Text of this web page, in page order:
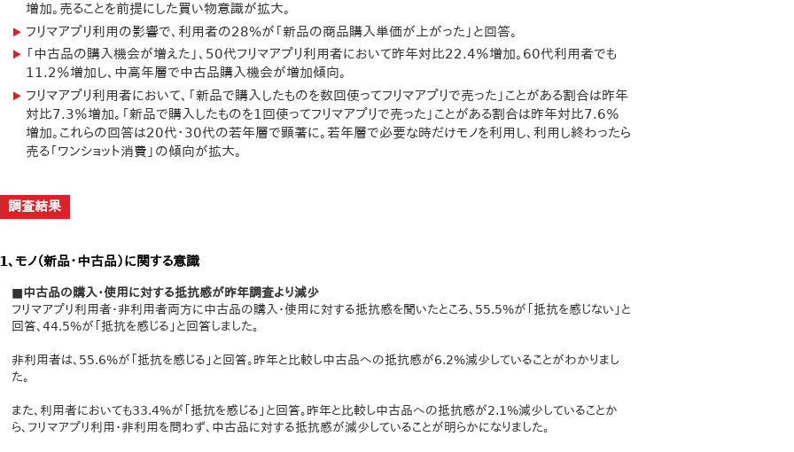
増加。売ることを前提にした買い物意識が拡大。
フリマアプリ利用の影響で、利用者の28%が「新品の商品購入単価が上がった」と回答。
「中古品の購入機会が増えた」、50代フリマアプリ利用者において昨年対比22.4％増加。60代利用者でも
11.2％増加し、中高年層で中古品購入機会が増加傾向。
フリマアプリ利用者において、「新品で購入したものを数回使ってフリマアプリで売った」ことがある割合は昨年
対比7.3％増加。「新品で購入したものを1回使ってフリマアプリで売った」ことがある割合は昨年対比7.6％
増加。これらの回答は20代・30代の若年層で顕著に。若年層で必要な時だけモノを利用し、利用し終わったら
売る「ワンショット消費」の傾向が拡大。
調査結果
1、モノ（新品・中古品）に関する意識
■中古品の購入・使用に対する抵抗感が昨年調査より減少
フリマアプリ利用者・非利用者両方に中古品の購入・使用に対する抵抗感を聞いたところ、55.5%が「抵抗を感じない」と
回答、44.5%が「抵抗を感じる」と回答しました。
非利用者は、55.6%が「抵抗を感じる」と回答。昨年と比較し中古品への抵抗感が6.2%減少していることがわかりまし
た。
また、利用者においても33.4%が「抵抗を感じる」と回答。昨年と比較し中古品への抵抗感が2.1%減少していることか
ら、フリマアプリ利用・非利用を問わず、中古品に対する抵抗感が減少していることが明らかになりました。